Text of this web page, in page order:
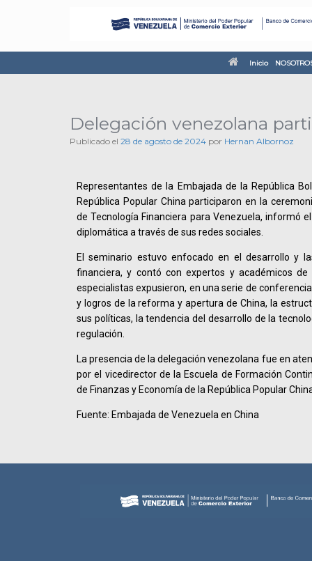
Inicio
Delegación venezolana
Publicado el 28 de agosto de 2024 por Hernan Albornoz
Representantes de la Embajada de la República
República Popular China participaron en la
de Tecnología Financiera para Venezuela, informó
diplomática a través de sus redes sociales.
El seminario estuvo enfocado en el desarrollo y
financiera, y contó con expertos y académicos
especialistas expusieron, en una serie de
y logros de la reforma y apertura de China, la
sus políticas, la tendencia del desarrollo de la
regulación.
La presencia de la delegación venezolana fue en
por el vicedirector de la Escuela de Formación
de Finanzas y Economía de la República Popular
Fuente: Embajada de Venezuela en China